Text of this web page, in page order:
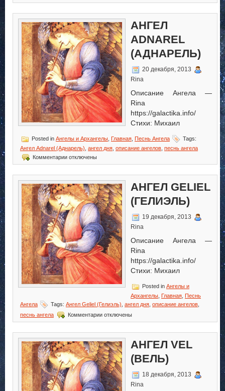
записи
Rahumel
(Рахумель)
АНГЕЛ
ADNAREL
(АДНАРЕЛЬ)
20 декабря, 2013
Rina
Описание Ангела —
Rina
https://galactika.info/
Стихи: Михаил
Posted in Ангелы и Архангелы Главная Песнь Ангела
Tags:
Ангел Adnarel (Аднарель) ангел дня описание ангелов песнь ангела
Комментариик
записи
Adnarel
(Аднарель)
отключены
АНГЕЛ GELIEL
(ГЕЛИЭЛЬ)
19 декабря, 2013
Rina
Описание Ангела —
Rina
https://galactika.info/
Стихи: Михаил
Posted in Ангелы и
Архангелы Главная Песнь
Ангела
Tags: Ангел Geliel (Гелиэль) ангел дня описание ангелов
песнь ангела
Комментариик
записи
Geliel
(Гелиэль)
отключены
АНГЕЛ VEL
(ВЕЛЬ)
18 декабря, 2013
Rina